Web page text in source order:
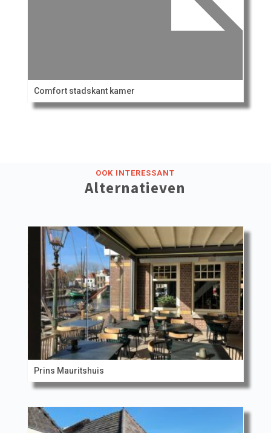
Comfort stadskant kamer
OOK INTERESSANT
Alternatieven
Prins Mauritshuis